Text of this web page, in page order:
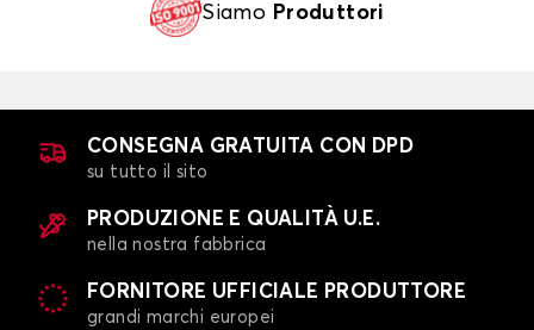
Siamo Produttori
CONSEGNA GRATUITA CON DPD
su tutto il sito
PRODUZIONE E QUALITÀ U.E.
nella nostra fabbrica
FORNITORE UFFICIALE PRODUTTORE
grandi marchi europei